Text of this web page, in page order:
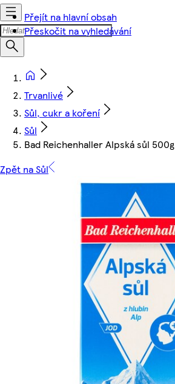
Přejít na hlavní obsah
Přeskočit na vyhledávání
Trvanlivé
Sůl, cukr a koření
Sůl
Bad Reichenhaller Alpská sůl 500g
Zpět na Sůl